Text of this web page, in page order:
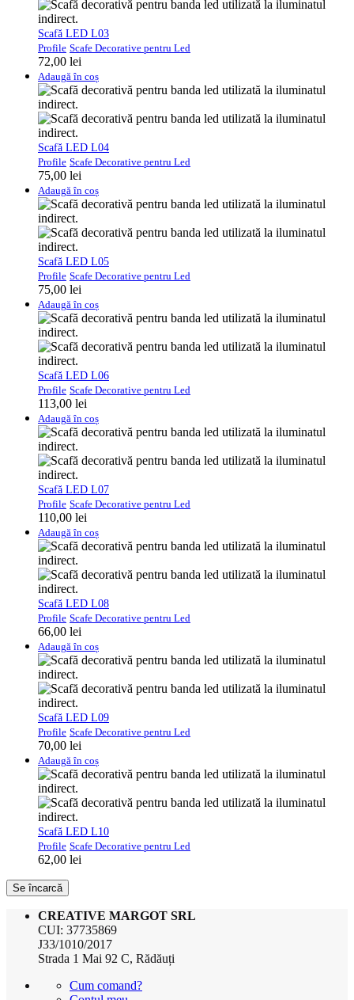
Scafă LED L03
Profile Scafe Decorative pentru Led
72,00 lei
Adaugă în coș
Scafă LED L04
Profile Scafe Decorative pentru Led
75,00 lei
Adaugă în coș
Scafă LED L05
Profile Scafe Decorative pentru Led
75,00 lei
Adaugă în coș
Scafă LED L06
Profile Scafe Decorative pentru Led
113,00 lei
Adaugă în coș
Scafă LED L07
Profile Scafe Decorative pentru Led
110,00 lei
Adaugă în coș
Scafă LED L08
Profile Scafe Decorative pentru Led
66,00 lei
Adaugă în coș
Scafă LED L09
Profile Scafe Decorative pentru Led
70,00 lei
Adaugă în coș
Scafă LED L10
Profile Scafe Decorative pentru Led
62,00 lei
Se încarcă
CREATIVE MARGOT SRL
CUI: 37735869
J33/1010/2017
Strada 1 Mai 92 C, Rădăuți
Cum comand?